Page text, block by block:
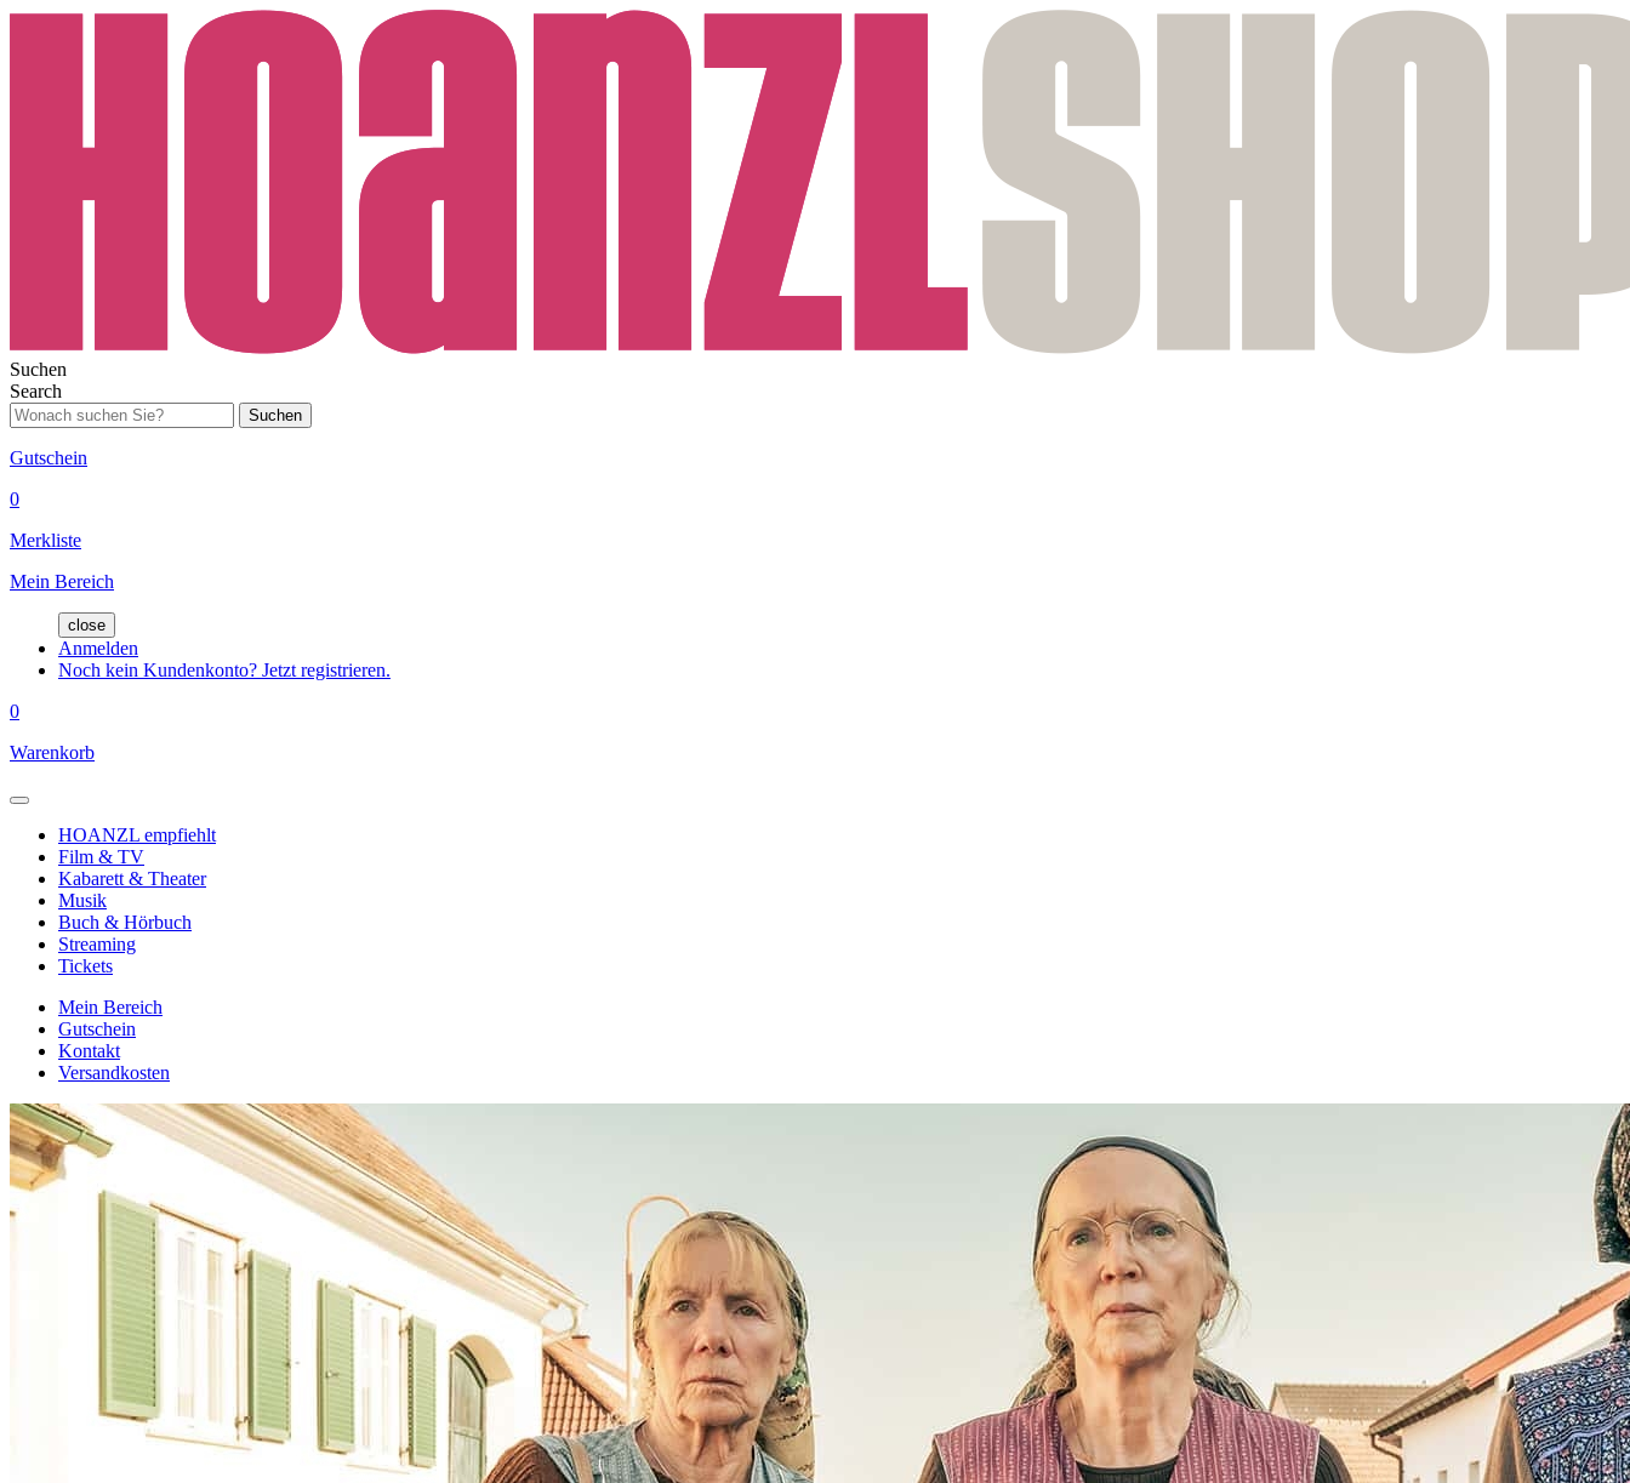
Suchen
Search
Suchen
Gutschein
0
Merkliste
Mein Bereich
close
Anmelden
Noch kein Kundenkonto? Jetzt registrieren.
0
Warenkorb
HOANZL empfiehlt
Film & TV
Kabarett & Theater
Musik
Buch & Hörbuch
Streaming
Tickets
Mein Bereich
Gutschein
Kontakt
Versandkosten